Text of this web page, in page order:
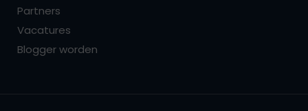
Partners
Vacatures
Blogger worden